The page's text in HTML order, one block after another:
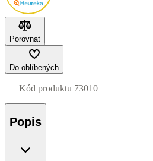
Porovnat
Do oblíbených
Kód produktu 73010
Popis